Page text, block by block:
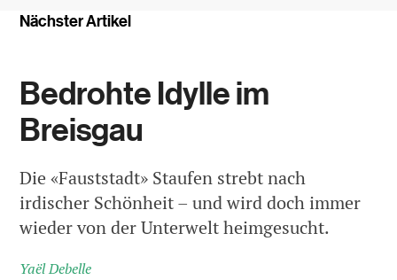
Nächster Artikel
Bedrohte Idylle im
Breisgau
Die «Fauststadt» Staufen strebt nach
irdischer Schönheit – und wird doch immer
wieder von der Unterwelt heimgesucht.
Yaël Debelle